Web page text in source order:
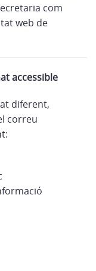
com
web de
accessible
diferent,
correu